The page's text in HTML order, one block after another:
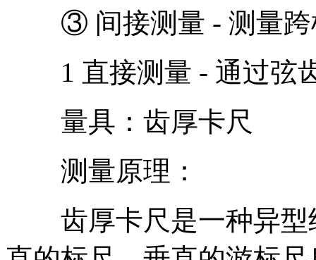
③ 间接测量 - 测量跨
1 直接测量 - 通过弦
量具：齿厚卡尺
测量原理：
齿厚卡尺是一种异型